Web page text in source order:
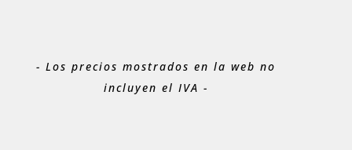
- Los precios mostrados en la web no
incluyen el IVA -